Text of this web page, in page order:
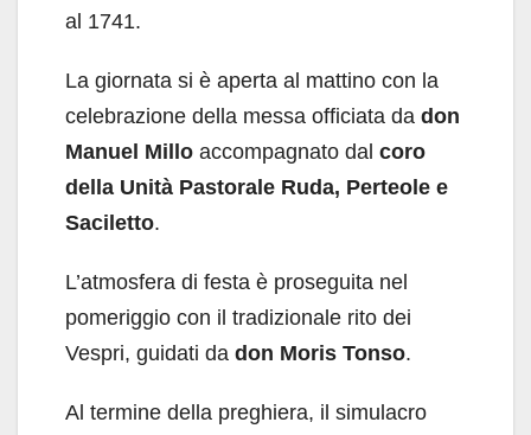
al 1741.
La giornata si è aperta al mattino con la
celebrazione della messa officiata da don
Manuel Millo accompagnato dal coro
della Unità Pastorale Ruda, Perteole e
Saciletto.
L’atmosfera di festa è proseguita nel
pomeriggio con il tradizionale rito dei
Vespri, guidati da don Moris Tonso.
Al termine della preghiera, il simulacro